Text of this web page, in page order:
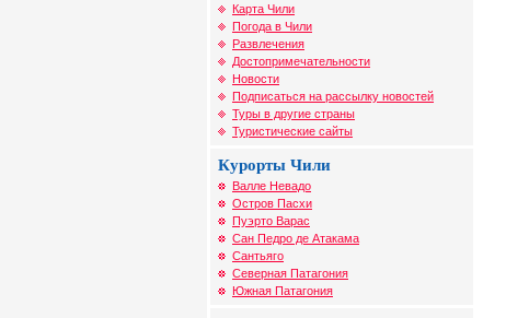
Карта Чили
Погода в Чили
Развлечения
Достопримечательности
Новости
Подписаться на рассылку новостей
Туры в другие страны
Туристические сайты
Курорты Чили
Валле Невадо
Остров Пасхи
Пуэрто Варас
Сан Педро де Атакама
Сантьяго
Северная Патагония
Южная Патагония